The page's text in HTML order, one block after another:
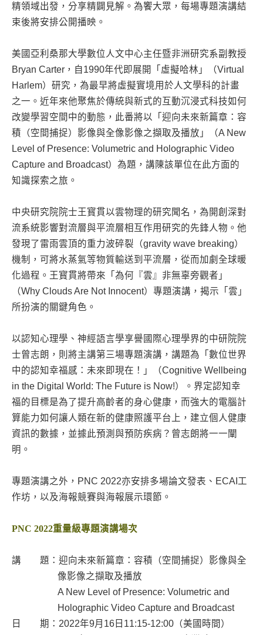
精領域出發，分享精闢見解。為饗大眾，每場專題演講結
束後將安排公開播映。
美國亞利桑那大學數位人文中心主任暨非洲研究系副教授
Bryan Carter，自1990年代即展開「虛擬哈林」（Virtual
Harlem）研究，為最早將虛擬實境用於人文學科的計畫
之一。近年來他聚焦於傳統與新式的互動沉浸式科技如何
改變學習空間中的動態，此番將以「迎向未來新篇章：容
積（空間捕捉）影像與全像影像之擷取及播放」（A New
Level of Presence: Volumetric and Holographic Video
Capture and Broadcast）為題，講陳該單位在此方面的
知識探索之旅。
中央研究院院士王寳貫以雲物理的研究聞名，為開創深對
流系統影響對流層與平流層相互作用研究的先鋒人物。他
發現了雷雨雲頂的重力波碎裂（gravity wave breaking）
機制，可將水蒸氣等物質輸送到平流層，從而加劇全球暖
化過程。王寳貫將帶來「為何『雲』非無辜旁觀者」
（Why Clouds Are Not Innocent）專題演講，揭示「雲」
所扮演的關鍵角色。
以認知心理學、神經語言學享譽國際心理學界的中研院院
士曾志朗，則將主講第三場專題演講，講題為「數位世界
中的認知幸福感：未來即現在！」（Cognitive Wellbeing
in the Digital World: The Future is Now!）。界定認知幸
福的目標是為了提升高齡者的身心健康，而強大的電腦計
算能力如何讓人類在新的健康照護平台上，建立個人健康
資訊的數據，並據此預測與預防疾病？曾志朗將一一闡
明。
專題演講之外，PNC 2022亦安排多場論文發表、ECAI工
作坊，以及海報競賽與海報展示環節。
PNC 2022重量級專題演講場次
講 題：迎向未來新篇章：容積（空間捕捉）影像與全
像影像之擷取及播放
A New Level of Presence: Volumetric and
Holographic Video Capture and Broadcast
日 期：2022年9月16日11:15-12:00（美國時間）